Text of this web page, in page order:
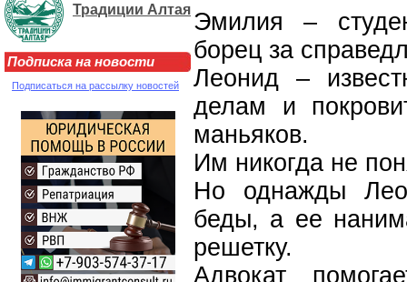
Традиции Алтая
Подписка на новости
Подписаться на рассылку новостей
Эмилия –
борец за
Леонид –
делам и
маньяков.
Им никогда не
Но однажды
беды, а ее
решетку.
Адвокат